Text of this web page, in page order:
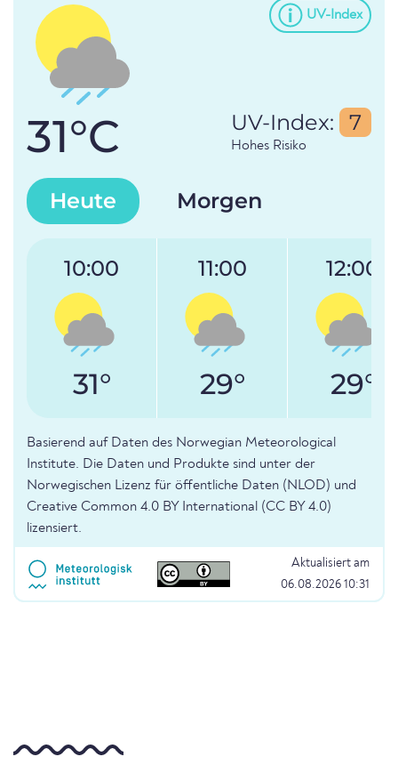
UV-Index
31°C UV-Index: 7
Hohes Risiko
Heute Morgen
10:00
31°
11:00
29°
12:00
29°
Basierend auf Daten des Norwegian Meteorological
Institute. Die Daten und Produkte sind unter der
Norwegischen Lizenz für öffentliche Daten (NLOD) und
Creative Common 4.0 BY International (CC BY 4.0)
lizensiert.
Aktualisiert am
06.08.2026 10:31